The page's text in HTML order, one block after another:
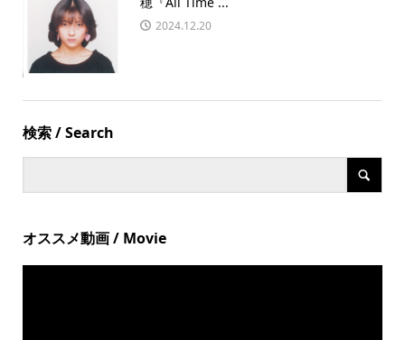
2024.12.20
検索 / Search
オススメ動画 / Movie